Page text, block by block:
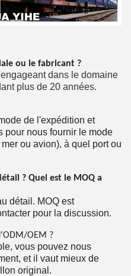
ou le fabricant ?
dans le domaine
plus de 20 années.
de l'expédition et
pour nous fournir le mode
ou avion), à quel port ou
? Quel est le MOQ a
détail. MOQ est
pour la discussion.
OEM ?
vous pouvez nous
et il vaut mieux de
original.